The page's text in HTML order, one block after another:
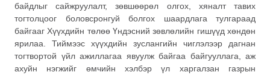
байдлыг сайжруулалт, зөвшөөрөл олгох, хяналт тавих
тогтолцоог боловсронгуй болгох шаардлага тулгараад
байгааг Хүүхдийн төлөө Үндэсний зөвлөлийн гишүүд хөндөн
ярилаа. Тиймээс хүүхдийн зуслангийн чиглэлээр дагнан
тогтвортой үйл ажиллагаа явуулж байгаа байгууллага, аж
ахуйн нэгжийг өмчийн хэлбэр үл харгалзан газрын